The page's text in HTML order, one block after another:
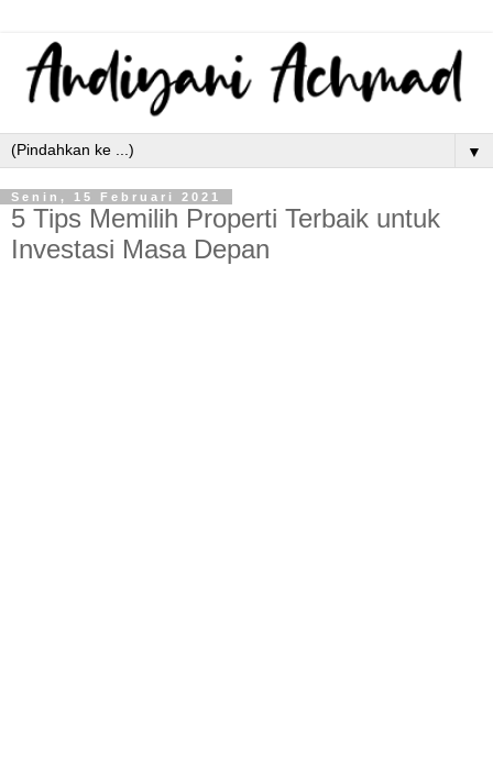
▼
Senin, 15 Februari 2021
5 Tips Memilih Properti Terbaik untuk
Investasi Masa Depan